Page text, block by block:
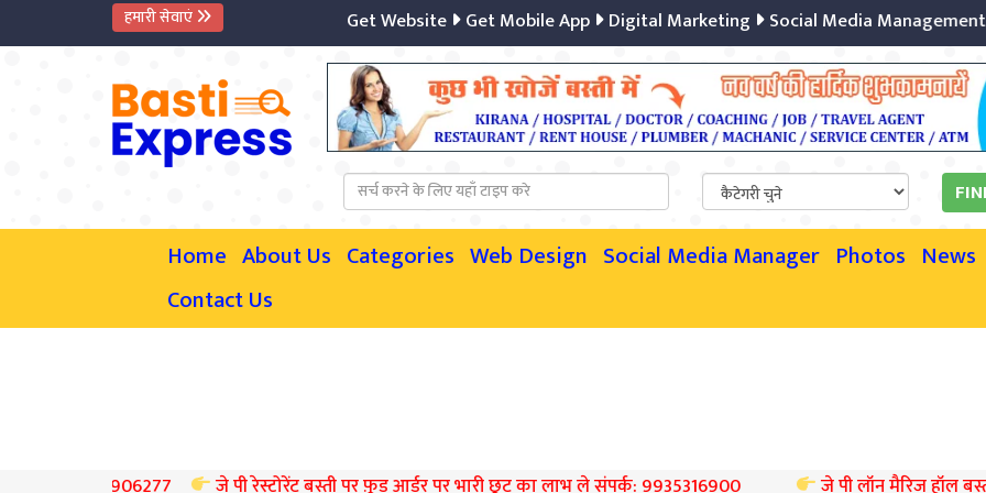
हमारी सेवाएं Get Website Get Mobile App Digital Marketing Social Media Management
Home About Us Categories Web Design Social Media Manager Photos News
Contact Us
जे पी रेस्टोरेंट बस्ती पर फ़ूड आर्डर पर भारी छूट का लाभ ले संपर्क: 9935316900 जे पी लॉन मैरिज हॉल बस्ती पर बुकिंग